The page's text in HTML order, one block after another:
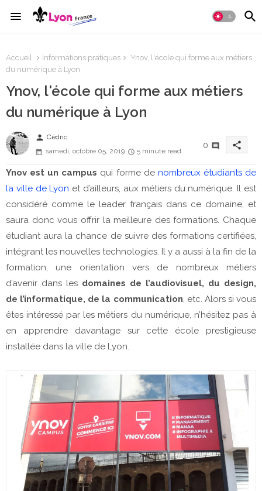
Accueil Informations pratiques
Ynov, l'école qui forme aux métiers
du numérique à Lyon
Ynov, l'école qui forme aux métiers
du numérique à Lyon
person Cédric
samedi, octobre 05, 2019
5 minute read
0 share
Ynov est un campus qui forme de nombreux étudiants de
la ville de Lyon et d’ailleurs, aux métiers du numérique. Il est
considéré comme le leader français dans ce domaine, et
saura donc vous offrir la meilleure des formations. Chaque
étudiant aura la chance de suivre des formations certifiées,
intégrant les nouvelles technologies. Il y a aussi à la fin de la
formation, une orientation vers de nombreux métiers
d’avenir dans les domaines de l’audiovisuel, du design,
de l’informatique, de la communication , etc. Alors si vous
êtes intéressé par les métiers du numérique, n’hésitez pas à
en apprendre davantage sur cette école prestigieuse
installée dans la ville de Lyon.